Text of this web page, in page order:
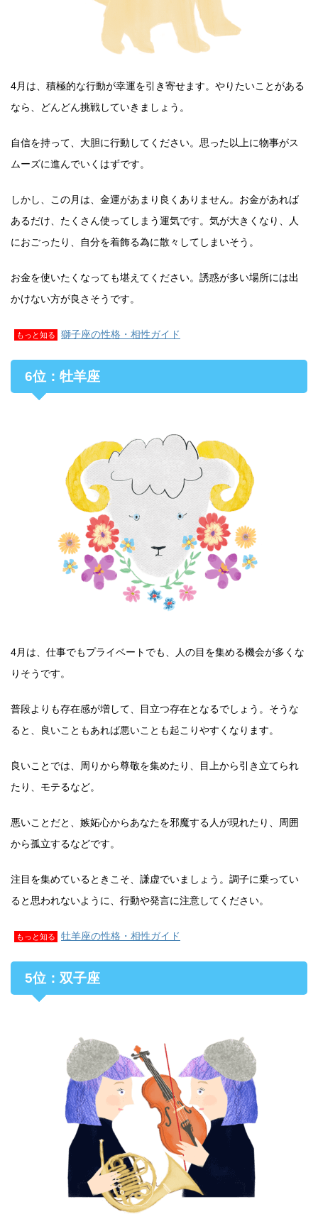
4月は、積極的な行動が幸運を引き寄せます。やりたいことがある
なら、どんどん挑戦していきましょう。
自信を持って、大胆に行動してください。思った以上に物事がス
ムーズに進んでいくはずです。
しかし、この月は、金運があまり良くありません。お金があれば
あるだけ、たくさん使ってしまう運気です。気が大きくなり、人
におごったり、自分を着飾る為に散々してしまいそう。
お金を使いたくなっても堪えてください。誘惑が多い場所には出
かけない方が良さそうです。
もっと知る 獅子座の性格・相性ガイド
6位：牡羊座
4月は、仕事でもプライベートでも、人の目を集める機会が多くな
りそうです。
普段よりも存在感が増して、目立つ存在となるでしょう。そうな
ると、良いこともあれば悪いことも起こりやすくなります。
良いことでは、周りから尊敬を集めたり、目上から引き立てられ
たり、モテるなど。
悪いことだと、嫉妬心からあなたを邪魔する人が現れたり、周囲
から孤立するなどです。
注目を集めているときこそ、謙虚でいましょう。調子に乗ってい
ると思われないように、行動や発言に注意してください。
もっと知る 牡羊座の性格・相性ガイド
5位：双子座